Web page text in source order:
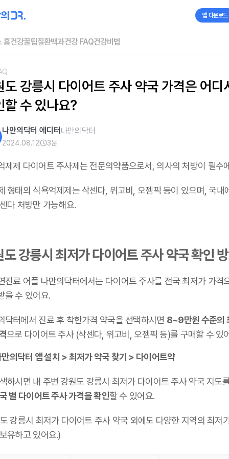
앱 다운로드
홈건강꿀팁질환백과건강 FAQ건강비법
도 강릉시 다이어트 주사 약국 가격은 어디
할 수 있나요?
나만의닥터 에디터 나만의닥터
2024.08.12 3분
제제 다이어트 주사제는 전문의약품으로서, 의사의 처방이 필수
형태의 식욕억제제는 삭센다, 위고비, 오젬픽 등이 있으며,국내
다 처방만 가능해요.
도 강릉시 최저가 다이어트 주사 약국 확인
진료 어플 나만의닥터에서는 다이어트 주사를 전국 최저가 가격
을 수 있어요.
닥터에서 진료 후 착한가격 약국을 선택하시면 8~9만원 수준의
으로 다이어트 주사 (삭센다, 위고비, 오젬픽 등)를 구매할 수 있
의닥터 앱 설치 > 최저가 약국 찾기 > 다이어트약
하시면 내 주변 강원도 강릉시 최저가 다이어트 주사 약국 지도
별 다이어트 주사 가격을 확인할 수 있어요.
강릉시 최저가 다이어트 주사 약국 외에도 다양한 지역의 최저
유하고 있어요.)